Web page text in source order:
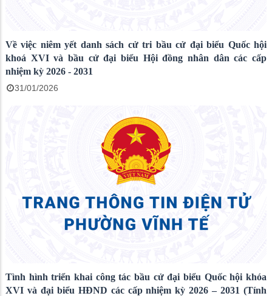
Về việc niêm yết danh sách cử tri bầu cử đại biểu Quốc hội
khoá XVI và bầu cử đại biểu Hội đồng nhân dân các cấp
nhiệm kỳ 2026 - 2031
31/01/2026
Tình hình triển khai công tác bầu cử đại biểu Quốc hội khóa
XVI và đại biểu HĐND các cấp nhiệm kỳ 2026 – 2031 (Tính